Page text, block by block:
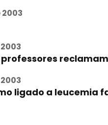
reclamam
ligado a leucemia